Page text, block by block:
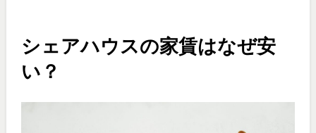
シェアハウスの家賃はなぜ安
い？